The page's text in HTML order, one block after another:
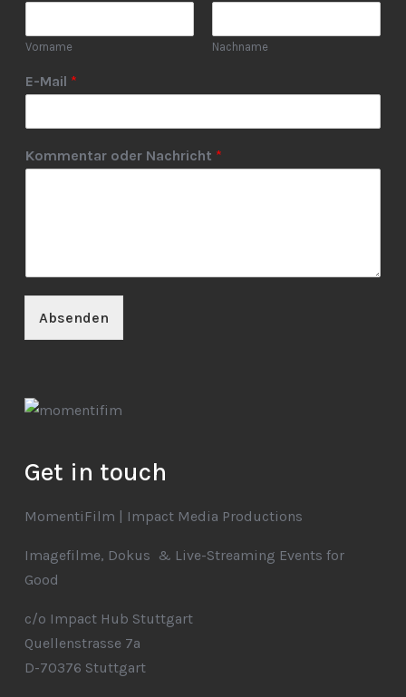
Vorname Nachname
E-Mail *
Kommentar oder Nachricht *
Absenden
Get in touch
MomentiFilm | Impact Media Productions
Imagefilme, Dokus & Live-Streaming Events for
Good
c/o Impact Hub Stuttgart
Quellenstrasse 7a
D-70376 Stuttgart